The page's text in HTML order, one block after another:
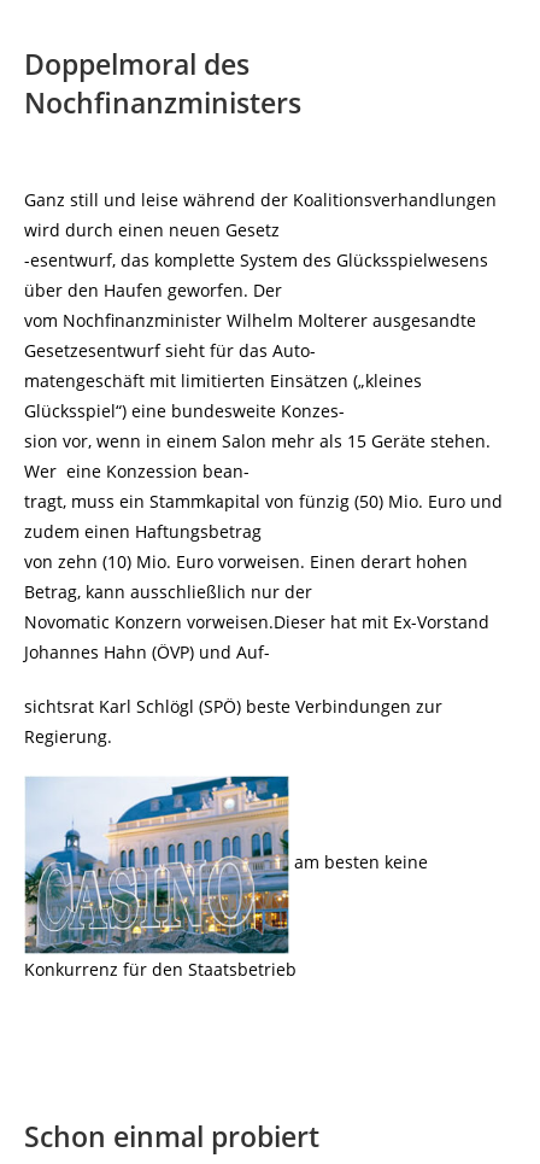
Doppelmoral des
Nochfinanzministers
Ganz still und leise während der Koalitionsverhandlungen
wird durch einen neuen Gesetz
-esentwurf, das komplette System des Glücksspielwesens
über den Haufen geworfen. Der
vom Nochfinanzminister Wilhelm Molterer ausgesandte
Gesetzesentwurf sieht für das Auto-
matengeschäft mit limitierten Einsätzen („kleines
Glücksspiel“) eine bundesweite Konzes-
sion vor, wenn in einem Salon mehr als 15 Geräte stehen.
Wer eine Konzession bean-
tragt, muss ein Stammkapital von fünzig (50) Mio. Euro und
zudem einen Haftungsbetrag
von zehn (10) Mio. Euro vorweisen. Einen derart hohen
Betrag, kann ausschließlich nur der
Novomatic Konzern vorweisen.Dieser hat mit Ex-Vorstand
Johannes Hahn (ÖVP) und Auf-
sichtsrat Karl Schlögl (SPÖ) beste Verbindungen zur
Regierung.
am besten keine
Konkurrenz für den Staatsbetrieb
Schon einmal probiert